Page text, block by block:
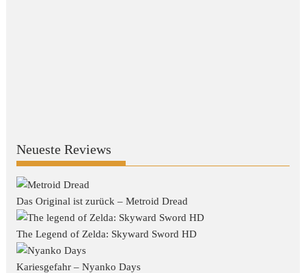
Neueste Reviews
Das Original ist zurück – Metroid Dread
The Legend of Zelda: Skyward Sword HD
Kariesgefahr – Nyanko Days